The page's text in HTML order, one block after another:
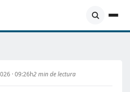
· 09:26h2 min de lectura